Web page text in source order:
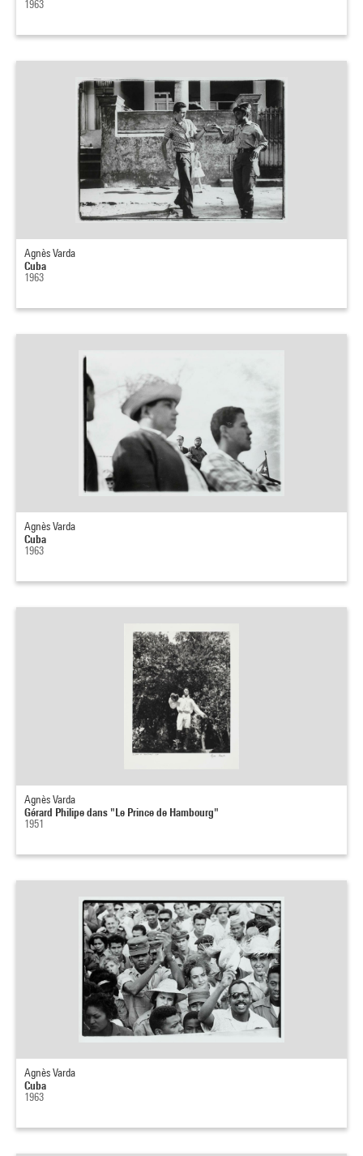
1963
Agnès Varda
Cuba
1963
Agnès Varda
Cuba
1963
Agnès Varda
Gérard Philipe dans "Le Prince de Hambourg"
1951
Agnès Varda
Cuba
1963